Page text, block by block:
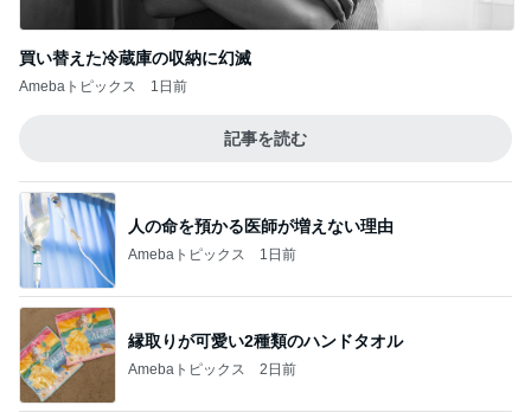
買い替えた冷蔵庫の収納に幻滅
Amebaトピックス 1日前
記事を読む
人の命を預かる医師が増えない理由
Amebaトピックス 1日前
縁取りが可愛い2種類のハンドタオル
Amebaトピックス 2日前